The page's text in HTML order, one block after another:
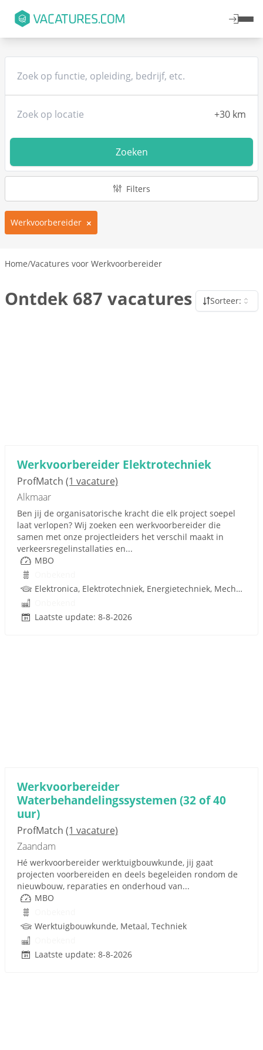
Zoeken
Filters
Werkvoorbereider
Home/Vacatures voor Werkvoorbereider
Ontdek 687 vacatures Sorteer:
Werkvoorbereider Elektrotechniek
ProfMatch (1 vacature)
Alkmaar
Ben jij de organisatorische kracht die elk project soepel
laat verlopen? Wij zoeken een werkvoorbereider die
samen met onze projectleiders het verschil maakt in
verkeersregelinstallaties en...
MBO
Elektronica, Elektrotechniek, Energietechniek, Mechatronica, Infrastructuur, Infratechniek, Techniek
Laatste update: 8-8-2026
Werkvoorbereider
Waterbehandelingssystemen (32 of 40
uur)
ProfMatch (1 vacature)
Zaandam
Hé werkvoorbereider werktuigbouwkunde, jij gaat
projecten voorbereiden en deels begeleiden rondom de
nieuwbouw, reparaties en onderhoud van...
MBO
Werktuigbouwkunde, Metaal, Techniek
Laatste update: 8-8-2026